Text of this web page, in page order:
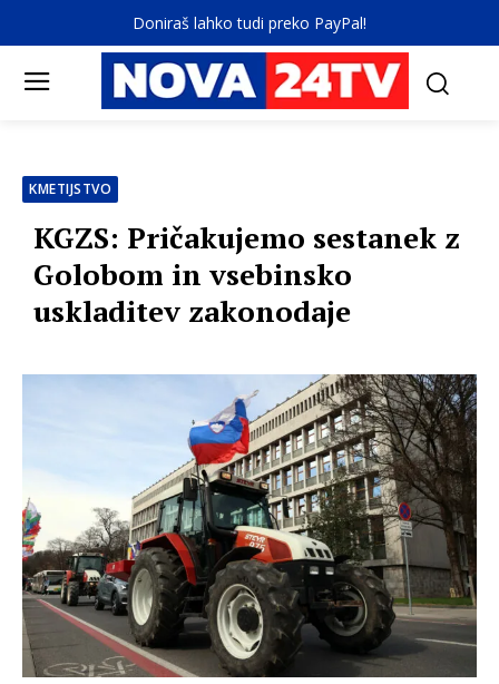
Doniraš lahko tudi preko PayPal!
KMETIJSTVO
KGZS: Pričakujemo sestanek z
Golobom in vsebinsko
uskladitev zakonodaje